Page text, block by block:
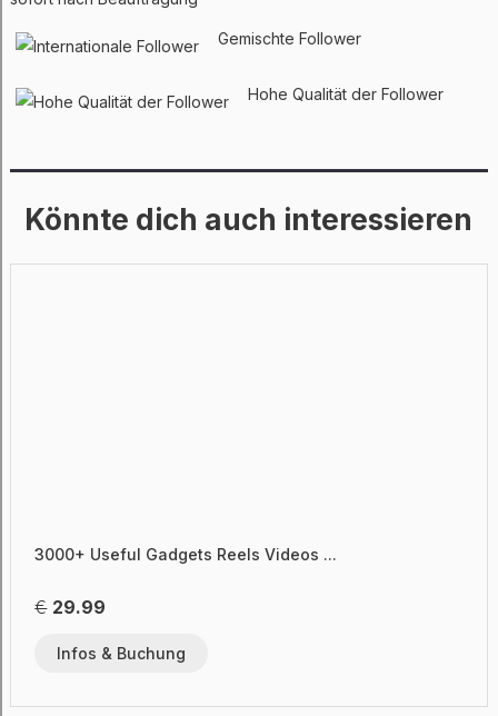
Gemischte Follower
Hohe Qualität der Follower
Könnte dich auch interessieren
3000+ Useful Gadgets Reels Videos ...
€ 29.99
Infos & Buchung